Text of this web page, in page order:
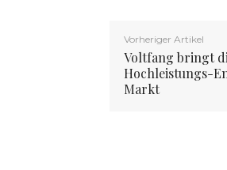
Vorheriger Artikel
Voltfang bringt
Hochleistungs-
Markt